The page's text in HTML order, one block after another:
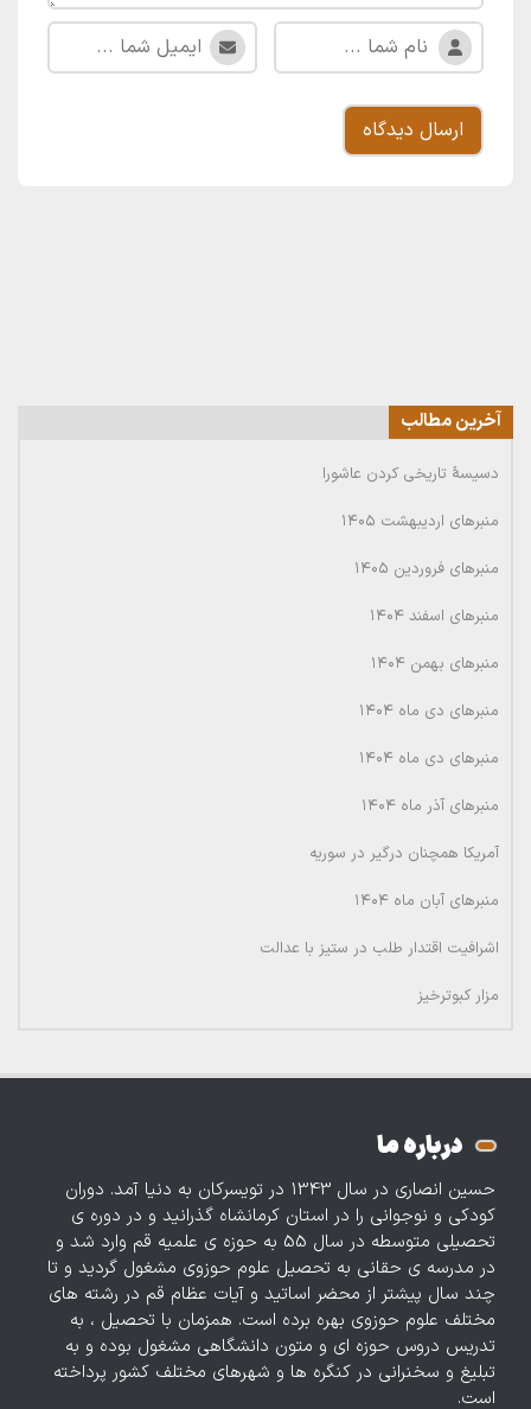
آخرین مطالب
دسیسۀ تاریخی کردن عاشورا
منبرهای اردیبهشت ۱۴۰۵
منبرهای فروردین ۱۴۰۵
منبرهای اسفند ۱۴۰۴
منبرهای بهمن ۱۴۰۴
منبرهای دی ماه ۱۴۰۴
منبرهای دی ماه ۱۴۰۴
منبرهای آذر ماه ۱۴۰۴
آمریکا همچنان درگیر در سوریه
منبرهای آبان ماه ۱۴۰۴
اشرافیت اقتدار طلب در ستیز با عدالت
مزار کبوترخیز
درباره ما
حسین انصاری در سال 1343 در تویسرکان به دنیا آمد. دوران
کودکی و نوجوانی را در استان کرمانشاه گذرانید و در دوره‌ ی
تحصیلی متوسطه در سال 55 به حوزه ی علمیه قم وارد شد و
در مدرسه ی حقانی به تحصیل علوم حوزوی مشغول گردید و تا
چند سال پیشتر از محضر اساتید و آیات عظام قم در رشته های
مختلف علوم حوزوی بهره برده است. همزمان با تحصیل ، به
تدریس دروس حوزه‌ ای و متون دانشگاهی مشغول بوده و به
تبلیغ و سخنرانی در کنگره ها و شهرهای مختلف کشور پرداخته
است.